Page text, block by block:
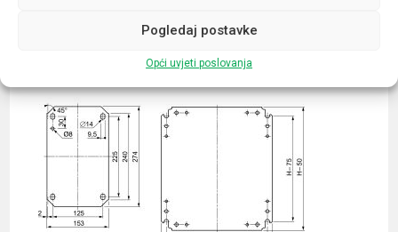
Pogledaj postavke
Opći uvjeti poslovanja